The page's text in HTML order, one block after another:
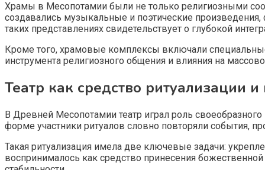
Храмы в Месопотамии были не только религиозными
создавались музыкальные и поэтические
таких представлениях свидетельствует о глубокой
Кроме того, храмовые комплексы включали
инструмента религиозного общения и влияния на
Театр как средство ритуализации
В Древней Месопотамии театр играл роль
форме участники ритуалов словно повторяли события,
Такая ритуализация имела две ключевые задачи:
воспринималось как средство принесения